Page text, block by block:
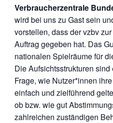
Verbraucherzentrale
wird bei uns zu Gast sein
vorstellen, dass der vzbv
Auftrag gegeben hat. Das
nationalen Spielräume für
Die Aufsichtsstrukturen
Frage, wie Nutzer*innen
einfach und zielführend
ob bzw. wie gut
zahlreichen zuständigen